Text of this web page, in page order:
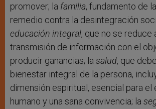
promover; la familia, fundamento de
remedio contra la desintegración
educación integral, que no se reduce
transmisión de información con el
producir ganancias; la salud, que
bienestar integral de la persona,
dimensión espiritual, esencial para el
humano y una sana convivencia; la